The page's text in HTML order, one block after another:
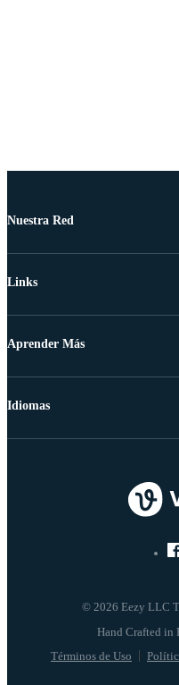
Nuestra Red
Links
Aprender Más
© 2026 Eezy LLC
Términos de Uso
Idiomas